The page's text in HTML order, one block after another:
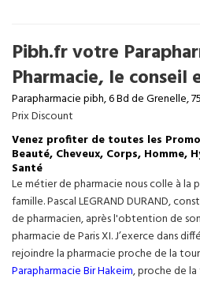
Pibh.fr votre
Pharmacie, le conseil
Parapharmacie pibh, 6 Bd de Grenelle,
Prix Discount
Venez profiter de toutes les
Beauté, Cheveux, Corps, Homme,
Santé
Le métier de pharmacie nous colle à la
famille. Pascal LEGRAND DURAND,
de pharmacien, après l'obtention de
pharmacie de Paris XI. J’exerce dans
rejoindre la pharmacie proche de la
Parapharmacie Bir Hakeim, proche de